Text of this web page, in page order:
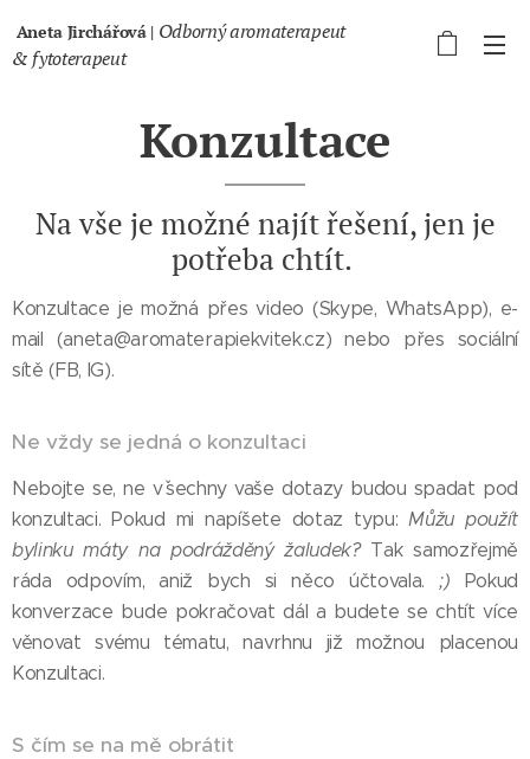
Aneta Jirchářová | Odborný aromaterapeut
& fytoterapeut
Konzultace
Na vše je možné najít řešení, jen je
potřeba chtít.
Konzultace je možná přes video (Skype, WhatsApp), e-
mail (aneta@aromaterapiekvitek.cz) nebo přes sociální
sítě (FB, IG).
Ne vždy se jedná o konzultaci
Nebojte se, ne vˇsechny vaše dotazy budou spadat pod
konzultaci. Pokud mi napíšete dotaz typu:Můžu použít
bylinku máty na podrážděný žaludek?Tak samozřejmě
ráda odpovím, aniž bych si něco účtovala. ;) Pokud
konverzace bude pokračovat dál a budete se chtít více
věnovat svému tématu, navrhnu již možnou placenou
Konzultaci.
S čím se na mě obrátit